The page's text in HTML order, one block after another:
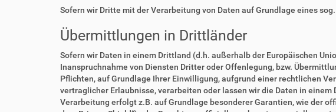
Sofern wir Dritte mit der Verarbeitung von Daten auf Grundlage eines
Übermittlungen in Drittländer
Sofern wir Daten in einem Drittland (d.h. außerhalb der Europäischen
Inanspruchnahme von Diensten Dritter oder Offenlegung, bzw.
Pflichten, auf Grundlage Ihrer Einwilligung, aufgrund einer rechtlichen
vertraglicher Erlaubnisse, verarbeiten oder lassen wir die Daten in
Verarbeitung erfolgt z.B. auf Grundlage besonderer Garantien, wie der